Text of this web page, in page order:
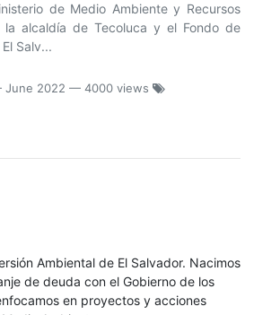
de Medio Ambiente y Recursos
la alcaldía de Tecoluca y el Fondo de
Salv...
June 2022 — 4000 views
Ambiental de El Salvador. Nacimos
de deuda con el Gobierno de los
en proyectos y acciones